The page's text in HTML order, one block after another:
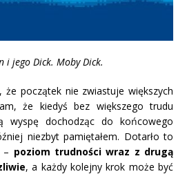
i jego Dick. Moby Dick.
że początek nie zwiastuje większych
że kiedyś bez większego trudu
wyspę dochodząc do końcowego
niezbyt pamiętałem. Dotarło to
– poziom trudności wraz z drugą
, a każdy kolejny krok może być